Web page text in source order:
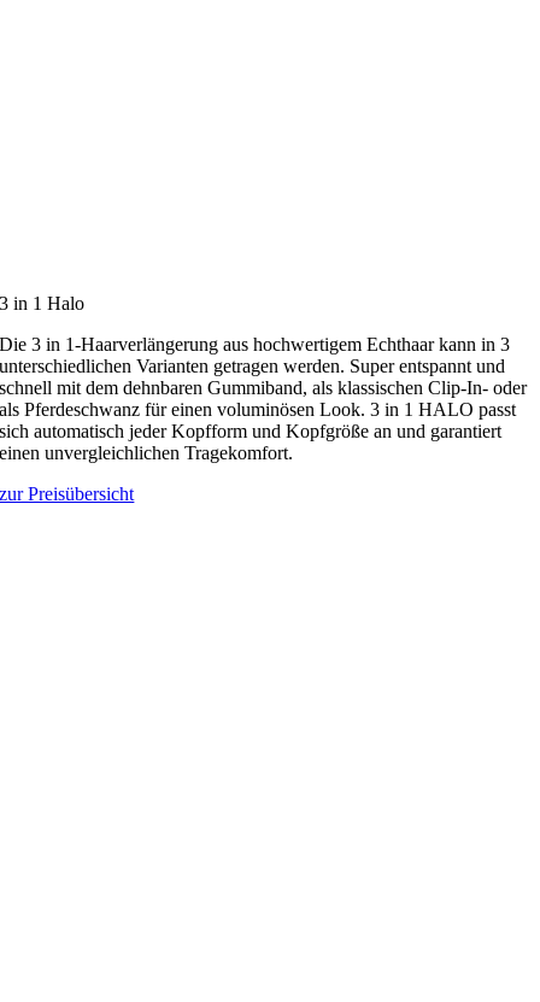
3 in 1 Halo
Die 3 in 1-Haarverlängerung aus hochwertigem Echthaar kann in 3
unterschiedlichen Varianten getragen werden. Super entspannt und
schnell mit dem dehnbaren Gummiband, als klassischen Clip-In- oder
als Pferdeschwanz für einen voluminösen Look. 3 in 1 HALO passt
sich automatisch jeder Kopfform und Kopfgröße an und garantiert
einen unvergleichlichen Tragekomfort.
zur Preisübersicht